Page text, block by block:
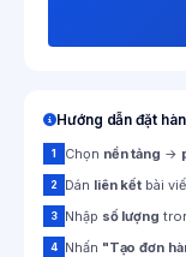
Hướng dẫn đặt
1 Chọn nền tảng →
2 Dán liên kết bài
3 Nhập số lượng
4 Nhấn "Tạo đơn